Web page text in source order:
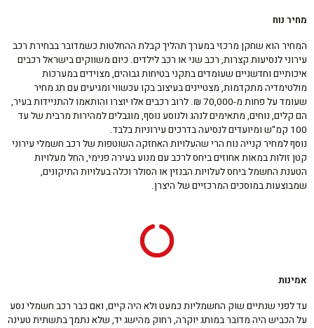
מחיר נוח
המחיר הוא שחקן מרכזי במערך תהליך קבלת ההחלטות כשמדובר בבחירת רכב
עירוני לנסיעות קצרות, רכב שני או רכב לילדים. כיום משווקים בישראל רכבים
איכותיים וחדשניים שעומדים בתקני בטיחות גבוהים, מצוידים במערכות
מולטימדיה מתקדמות, מצטיינים בעיצוב בקו עכשווי ומגיעים עם תג מחיר
שעומד על פחות מ-70,000 ₪. לרוב רכבים אלו יוצרו והותאמו להתניידות בעיר,
הם קלים, נוחים, מתאימים לנהג ולנוסע נוסף, מוגבלים למהירות מרבית של עד
100 קמ"ש ומיועדים לנסיעה בדרכים עירוניות בלבד.
נוסף למחיר קנייה נוח הרי שהעלויות האחזקה השוטפות של רכב חשמלי עירוני
קטן זולות במאות אחוזים ביחס לרכב עם מנוע בעירה פנימי, החל מעלויות
הטענת החשמל ביחס לעלויות הבנזין או הסולר וכלה בעלויות התיקונים,
שמבוצעות במוסכים המרכזיים של היצרן.
אמינות
עד לפני שנתיים שוק החשמליות כמעט ולא היה קיים, ואם כבר רכב חשמלי נסע
על הכביש היה מדובר במותג יוקרה, רחוק מהישג יד, שלא נתמך בתשתית טעינה